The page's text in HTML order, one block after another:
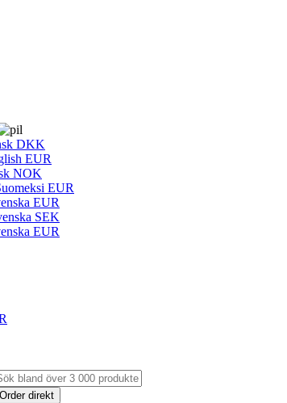
DKK
EUR
NOK
EUR
EUR
SEK
EUR